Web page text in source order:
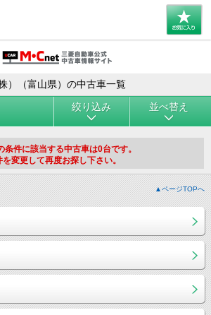
）（富山県）の中古車一覧
絞り込み 並べ替え
条件に該当する中古車は0台です。
を変更して再度お探し下さい。
▲ページTOPへ